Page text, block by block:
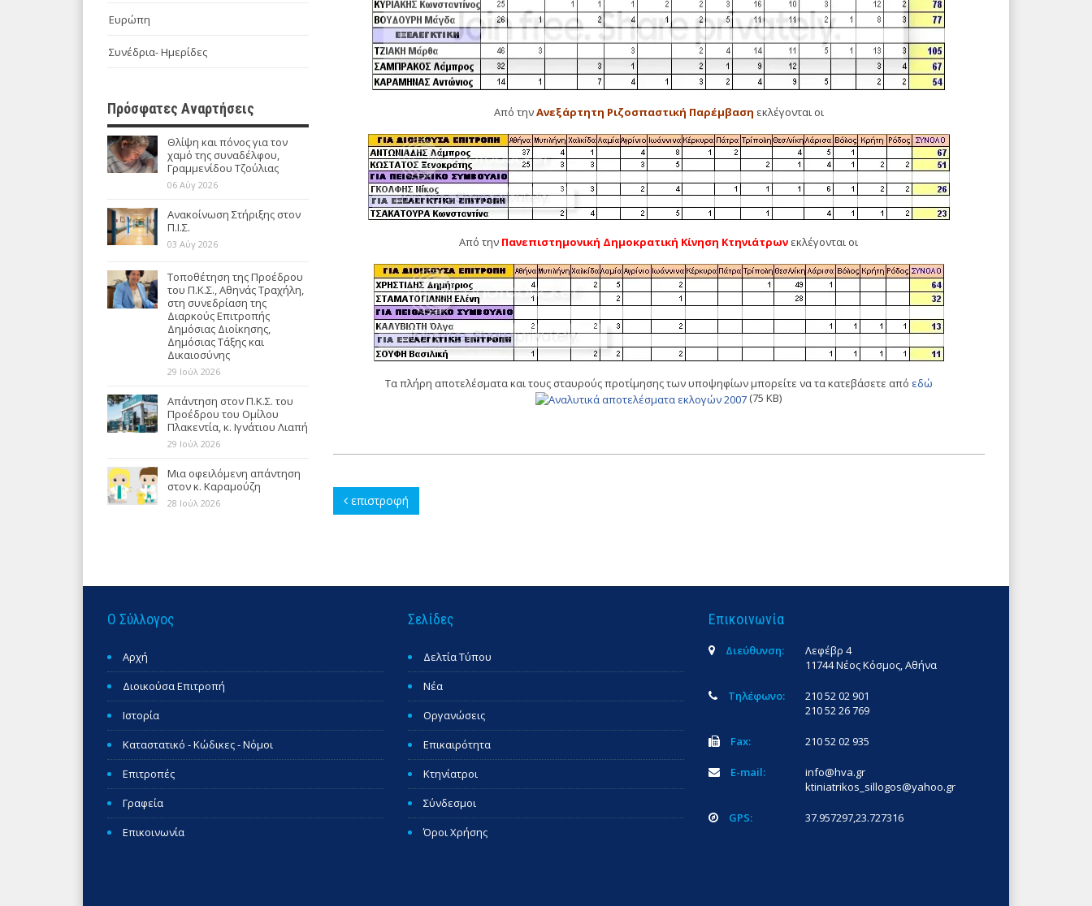
Ευρώπη
Συνέδρια- Ημερίδες
Πρόσφατες Αναρτήσεις
Θλίψη και πόνος για τον
χαμό της συναδέλφου,
Γραμμενίδου Τζούλιας
06 Αύγ 2026
Ανακοίνωση Στήριξης στον
Π.Ι.Σ.
03 Αύγ 2026
Τοποθέτηση της Προέδρου
του Π.Κ.Σ., Αθηνάς Τραχήλη,
στη συνεδρίαση της
Διαρκούς Επιτροπής
Δημόσιας Διοίκησης,
Δημόσιας Τάξης και
Δικαιοσύνης
29 Ιούλ 2026
Απάντηση στον Π.Κ.Σ. του
Προέδρου του Ομίλου
Πλακεντία, κ. Ιγνάτιου Λιαπή
29 Ιούλ 2026
Μια οφειλόμενη απάντηση
στον κ. Καραμούζη
28 Ιούλ 2026
Από τηνΑνεξάρτητη Ριζοσπαστική Παρέμβαση εκλέγονται οι
Από την Πανεπιστημονική Δημοκρατική Κίνηση Κτηνιάτρων εκλέγονται οι
Τα πλήρη αποτελέσματα και τους σταυρούς προτίμησης των υποψηφίων μπορείτε να τα κατεβάσετε από εδώ
(75 KB)
επιστροφή
Ο Σύλλογος
Αρχή
Διοικούσα Επιτροπή
Ιστορία
Καταστατικό - Κώδικες - Νόμοι
Επιτροπές
Γραφεία
Επικοινωνία
Σελίδες
Δελτία Τύπου
Νέα
Οργανώσεις
Επικαιρότητα
Κτηνίατροι
Σύνδεσμοι
Όροι Χρήσης
Επικοινωνία
Διεύθυνση:
Λεφέβρ 4
11744 Νέος Κόσμος, Αθήνα
Τηλέφωνο:
210 52 02 901
210 52 26 769
Fax: 210 52 02 935
E-mail:
info@hva.gr
ktiniatrikos_sillogos@yahoo.gr
GPS: 37.957297,23.727316